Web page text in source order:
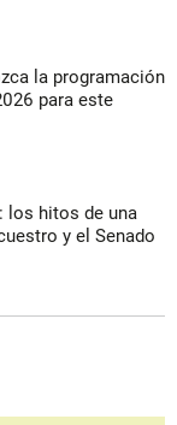
la programación
para este
los hitos de una
y el Senado